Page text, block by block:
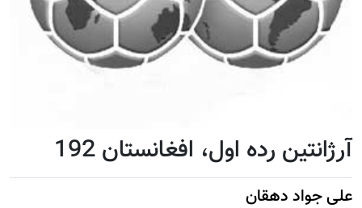
آرژانتین رده اول، افغانستان 192
علی جواد دهقان